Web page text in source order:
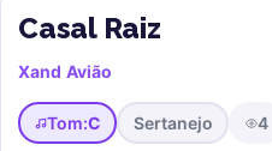
Casal Raiz
Xand Avião
Tom:C Sertanejo 4